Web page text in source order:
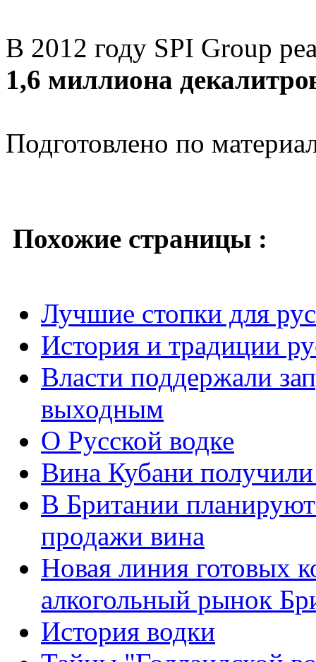
В 2012 году SPI Group
1,6 миллиона
Подготовлено по
Похожие страницы :
Лучшие стопки для
История и традиции
Власти поддержали
выходным
О Русской водке
Вина Кубани
В Британии
продажи вина
Новая линия готовых
алкогольный рынок
История водки